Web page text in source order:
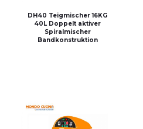
DH40 Teigmischer 16KG
40L Doppelt aktiver
Spiralmischer
Bandkonstruktion